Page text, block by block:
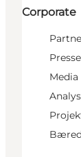
Corporate
Presse
Media